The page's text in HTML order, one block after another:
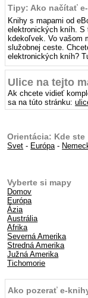
Tipy: Ako načítať
Knihy s mapami od
elektronických kníh.
kdekoľvek. Vo vašom
služobnej ceste.
elektronických kníh?
Ulice na tejto
Ak chcete vidieť
sa na túto stránku:
Orientácia: Kde ste
Svet - Európa-
Vyberte si mapy
Domov
Európa
Ázia
Austrália
Afrika
Severná Amerika
Stredná Amerika
Južná Amerika
Tichomorie
Ako pozerať e-